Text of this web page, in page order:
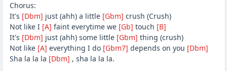
Chorus:
It's [Dbm] just (ahh) a little [Gbm] crush (Crush)
Not like I [A] faint everytime we [Gb] touch [B]
It's [Dbm] just (ahh) some little [Gbm] thing (crush)
Not like [A] everything I do [Gbm7] depends on you [Dbm]
Sha la la la [Dbm] , sha la la la.